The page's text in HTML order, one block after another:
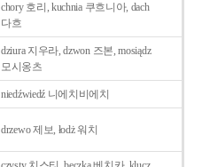
chory 호리, kuchnia 쿠흐니아, dach
다흐
dziura 지우라, dzwon 즈본, mosiądz
모시옹츠
niedźwiedź 니에치비에치
drzewo 제보, łodż 워치